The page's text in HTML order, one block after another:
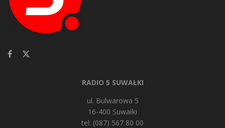
RADIO 5 SUWAŁKI
ul. Bulwarowa 5
16-400 Suwałki
tel. (087) 567 80 00